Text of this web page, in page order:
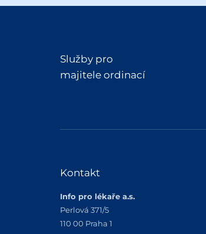
Služby pro
majitele ordinací
Kontakt
Info pro lékaře a.s.
Perlová 371/5
110 00 Praha 1